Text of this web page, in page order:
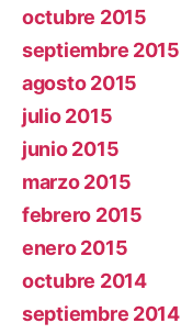
octubre 2015
septiembre 2015
agosto 2015
julio 2015
junio 2015
marzo 2015
febrero 2015
enero 2015
octubre 2014
septiembre 2014